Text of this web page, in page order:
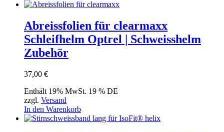
Abreissfolien für clearmaxx
Schleifhelm Optrel | Schweisshelm
Zubehör
37,00 €
Enthält 19% MwSt. 19 % DE
zzgl. Versand
In den Warenkorb